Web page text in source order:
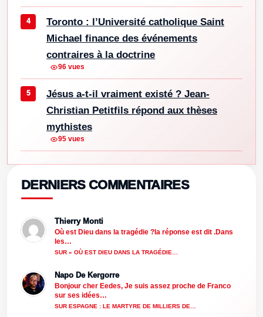
Toronto : l’Université catholique Saint
Michael finance des événements
contraires à la doctrine
96 vues
Jésus a-t-il vraiment existé ? Jean-
Christian Petitfils répond aux thèses
mythistes
95 vues
DERNIERS COMMENTAIRES
Thierry Monti
Où est Dieu dans la tragédie ?la réponse est dit .Dans
les…
SUR « OÙ EST DIEU DANS LA TRAGÉDIE…
Napo De Kergorre
Bonjour cher Eedes, Je suis assez proche de Franco
sur ses idées…
SUR ESPAGNE : LE MARTYRE DE MILLIERS DE…